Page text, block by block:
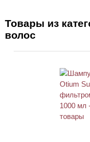
Товары из
волос